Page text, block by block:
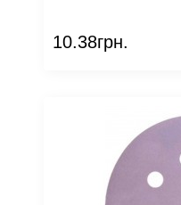
10.38грн.